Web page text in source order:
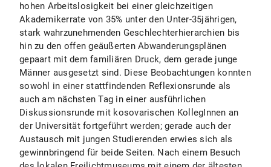
hohen Arbeitslosigkeit bei einer gleichzeitigen
Akademikerrate von 35% unter den Unter-35jährigen,
stark wahrzunehmenden Geschlechterhierarchien bis
hin zu den offen geäußerten Abwanderungsplänen
gepaart mit dem familiären Druck, dem gerade junge
Männer ausgesetzt sind. Diese Beobachtungen konnten
sowohl in einer stattfindenden Reflexionsrunde als
auch am nächsten Tag in einer ausführlichen
Diskussionsrunde mit kosovarischen KollegInnen an
der Universität fortgeführt werden; gerade auch der
Austausch mit jungen Studierenden erwies sich als
gewinnbringend für beide Seiten. Nach einem Besuch